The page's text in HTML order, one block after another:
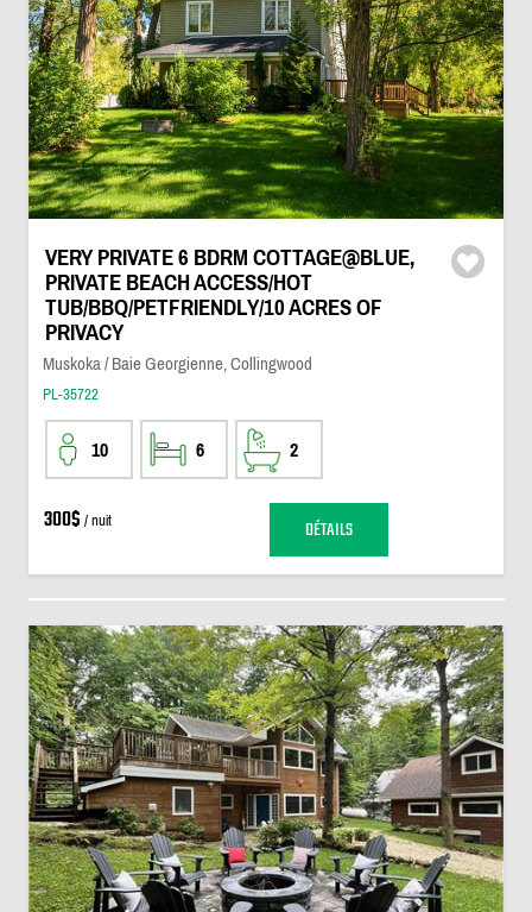
VERY PRIVATE 6 BDRM COTTAGE@BLUE,
PRIVATE BEACH ACCESS/HOT
TUB/BBQ/PETFRIENDLY/10 ACRES OF
PRIVACY
Muskoka / Baie Georgienne, Collingwood
PL-35722
10 6 2
300$ / nuit DÉTAILS